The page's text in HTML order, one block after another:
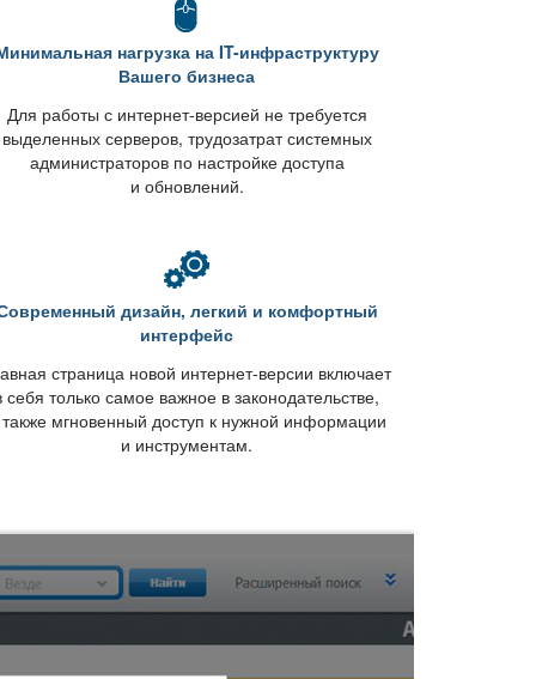
нагрузка на IT-инфраструктуру
ашего бизнеса
Для работы с интернет-версией не требуется
ыделенных серверов, трудозатрат системных
администраторов по настройке доступа
и обновлений.
дизайн, легкий и комфортный
интерфейс
страница новой интернет-версии включает
только самое важное в законодательстве,
мгновенный доступ к нужной информации
и инструментам.